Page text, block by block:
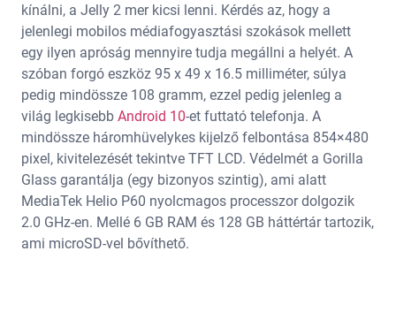
kínálni, a Jelly 2 mer kicsi lenni. Kérdés az, hogy a
jelenlegi mobilos médiafogyasztási szokások mellett
egy ilyen apróság mennyire tudja megállni a helyét. A
szóban forgó eszköz 95 x 49 x 16.5 milliméter, súlya
pedig mindössze 108 gramm, ezzel pedig jelenleg a
világ legkisebb Android 10-et futtató telefonja. A
mindössze háromhüvelykes kijelző felbontása 854×480
pixel, kivitelezését tekintve TFT LCD. Védelmét a Gorilla
Glass garantálja (egy bizonyos szintig), ami alatt
MediaTek Helio P60 nyolcmagos processzor dolgozik
2.0 GHz-en. Mellé 6 GB RAM és 128 GB háttértár tartozik,
ami microSD-vel bővíthető.